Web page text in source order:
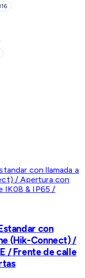
con
(Hik-Connect) /
/ Frente de calle